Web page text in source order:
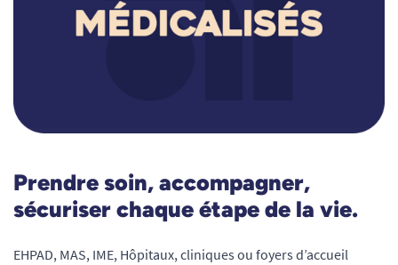
Prendre soin, accompagner,
sécuriser chaque étape de la vie.
EHPAD, MAS, IME, Hôpitaux, cliniques ou foyers d’accueil